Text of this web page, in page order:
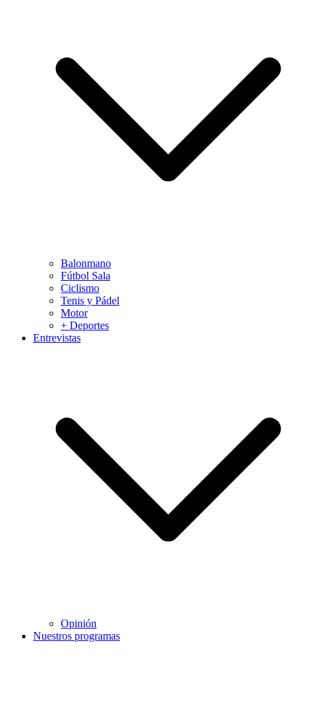
Balonmano
Fútbol Sala
Ciclismo
Tenis y Pádel
Motor
+ Deportes
Entrevistas
Opinión
Nuestros programas